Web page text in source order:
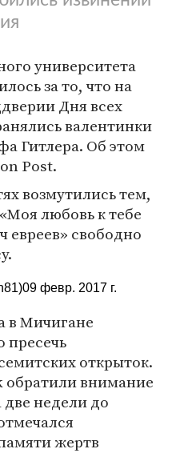
университета
за то, что на
Дня всех
валентинки
Гитлера. Об этом
Post.
возмутились тем,
любовь к тебе
евреев» свободно
09 февр. 2017 г.
в Мичигане
пресечь
открыток.
обратили внимание
две недели до
жертв